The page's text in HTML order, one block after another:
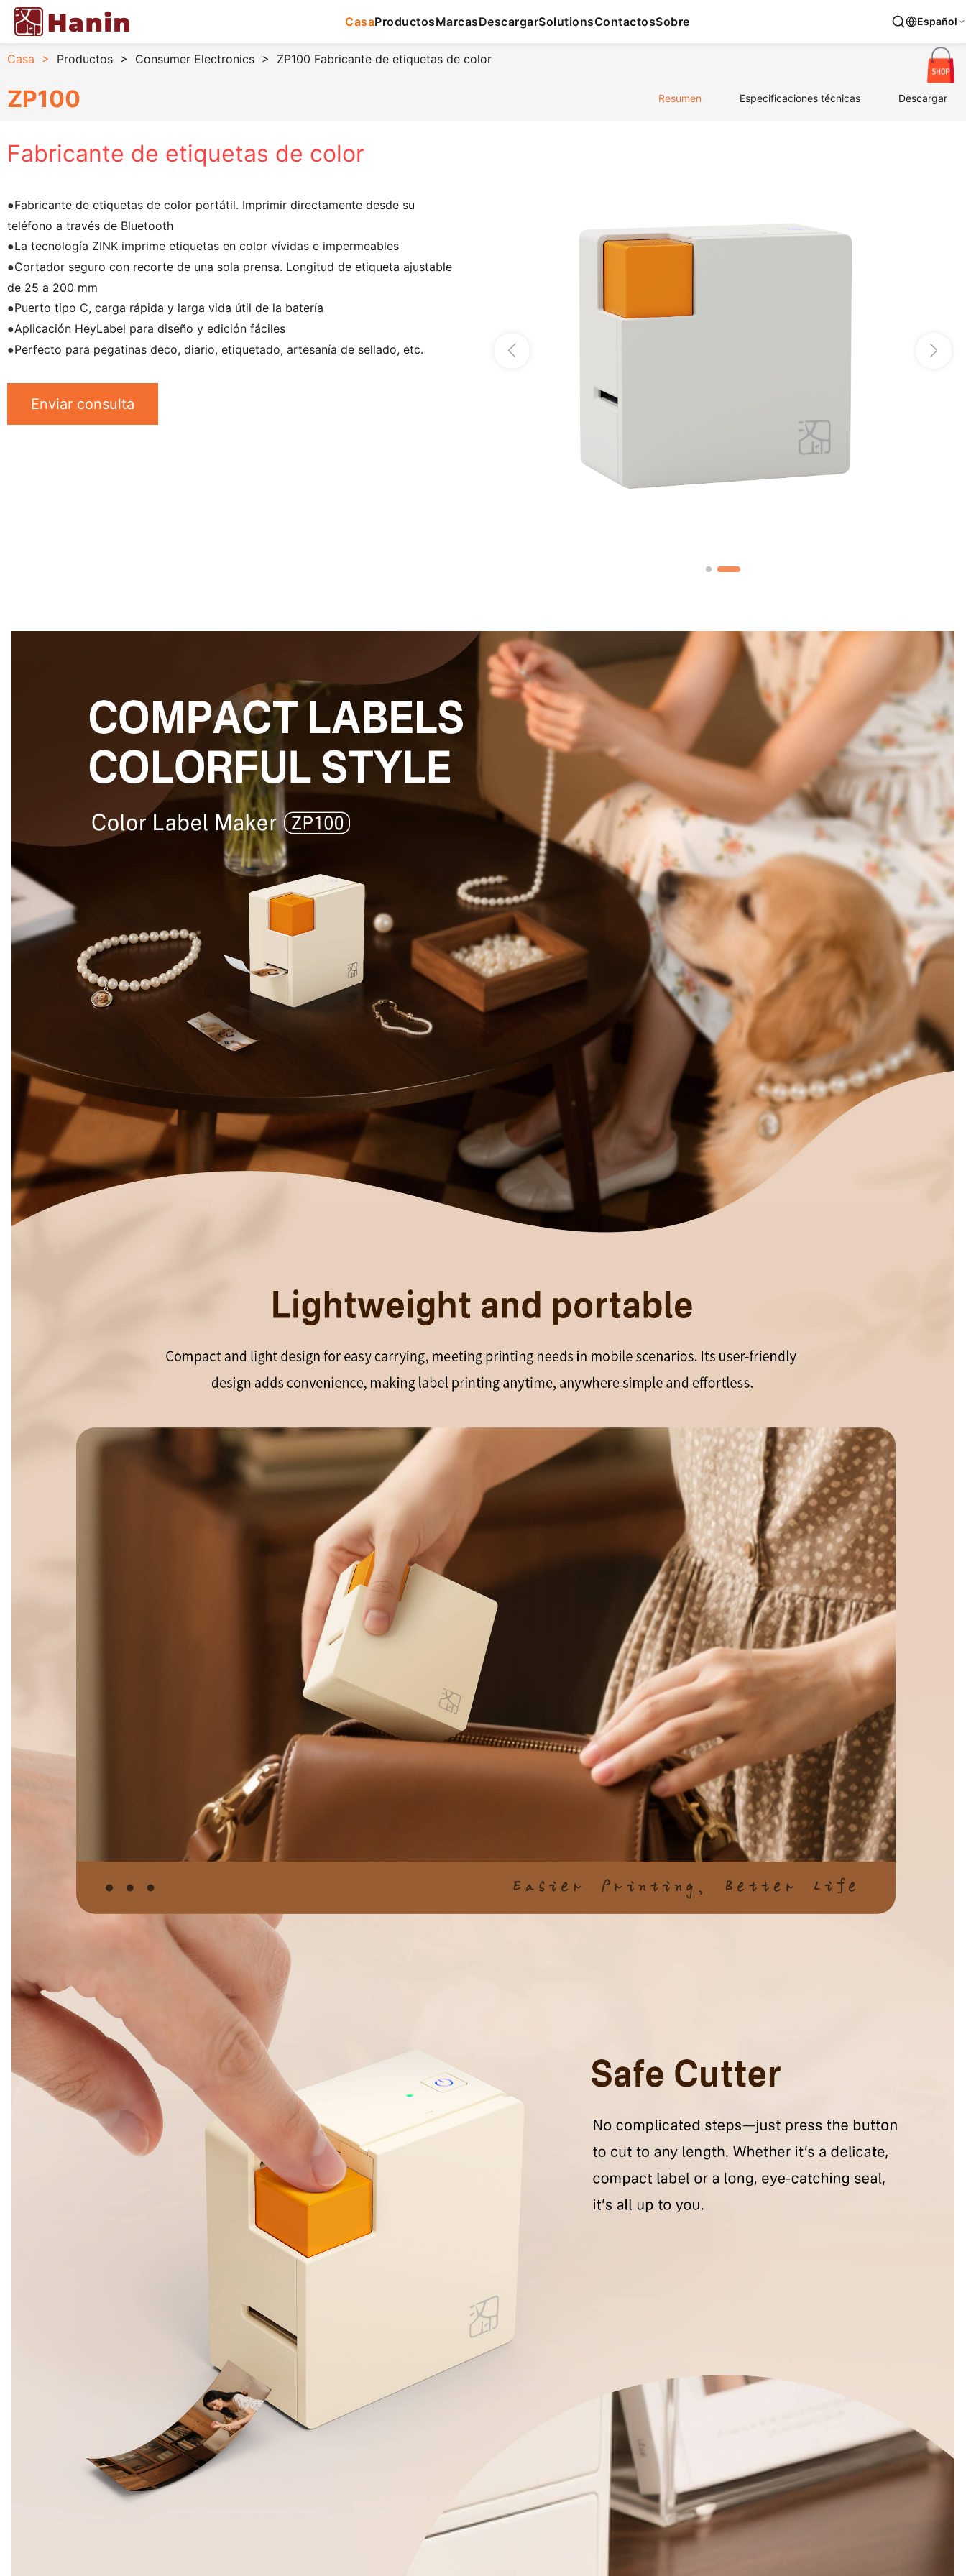
CasaProductosMarcasDescargarSolutionsContactosSobre Español
Casa > Productos > Consumer Electronics > ZP100 Fabricante de etiquetas de color
ZP100 Resumen Especificaciones técnicas Descargar
Fabricante de etiquetas de color
●Fabricante de etiquetas de color portátil. Imprimir directamente desde su
teléfono a través de Bluetooth
●La tecnología ZINK imprime etiquetas en color vívidas e impermeables
●Cortador seguro con recorte de una sola prensa. Longitud de etiqueta ajustable
de 25 a 200 mm
●Puerto tipo C, carga rápida y larga vida útil de la batería
●Aplicación HeyLabel para diseño y edición fáciles
●Perfecto para pegatinas deco, diario, etiquetado, artesanía de sellado, etc.
Enviar consulta